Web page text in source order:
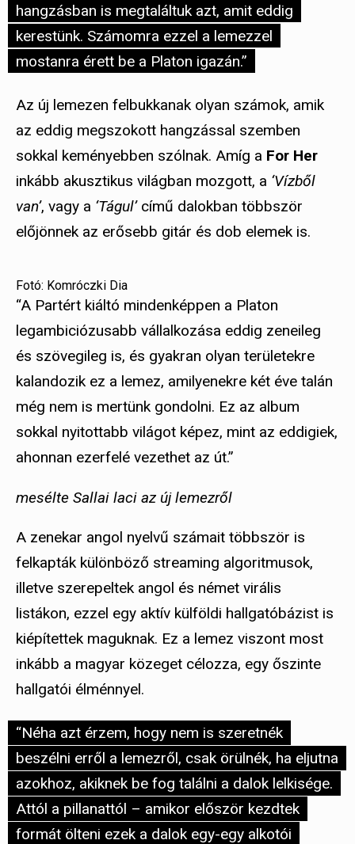
hangzásban is megtaláltuk azt, amit eddig
kerestünk. Számomra ezzel a lemezzel
mostanra érett be a Platon igazán.”
Az új lemezen felbukkanak olyan számok, amik
az eddig megszokott hangzással szemben
sokkal keményebben szólnak. Amíg a For Her
inkább akusztikus világban mozgott, a ‘Vízből
van’, vagy a ‘Tágul’című dalokban többször
előjönnek az erősebb gitár és dob elemek is.
Fotó: Komróczki Dia
“A Partért kiáltó mindenképpen a Platon
legambiciózusabb vállalkozása eddig zeneileg
és szövegileg is, és gyakran olyan területekre
kalandozik ez a lemez, amilyenekre két éve talán
még nem is mertünk gondolni. Ez az album
sokkal nyitottabb világot képez, mint az eddigiek,
ahonnan ezerfelé vezethet az út.”
mesélte Sallai laci az új lemezről
A zenekar angol nyelvű számait többször is
felkapták különböző streaming algoritmusok,
illetve szerepeltek angol és német virális
listákon, ezzel egy aktív külföldi hallgatóbázist is
kiépítettek maguknak. Ez a lemez viszont most
inkább a magyar közeget célozza, egy őszinte
hallgatói élménnyel.
“Néha azt érzem, hogy nem is szeretnék
beszélni erről a lemezről, csak örülnék, ha eljutna
azokhoz, akiknek be fog találni a dalok lelkisége.
Attól a pillanattól – amikor először kezdtek
formát ölteni ezek a dalok egy-egy alkotói